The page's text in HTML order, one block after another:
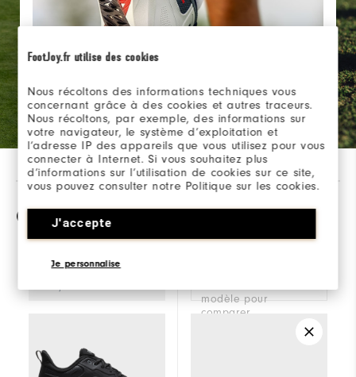
FootJoy.fr utilise des cookies
Nous récoltons des informations techniques vous
concernant grâce à des cookies et autres traceurs.
Nous récoltons, par exemple, des informations sur
votre navigateur, le système d’exploitation et
l’adresse IP des appareils que vous utilisez pour vous
connecter à Internet. Si vous souhaitez plus
d’informations sur l’utilisation de cookies sur ce site,
vous pouvez consulter notre Politique sur les cookies.
J'accepte
Je personnalise
Comparaison
modèle pour
comparer.